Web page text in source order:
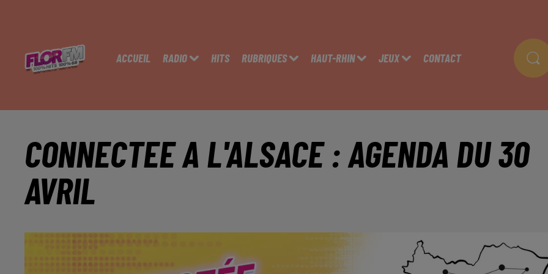
ACCUEIL RADIO HITS RUBRIQUES HAUT-RHIN JEUX CONTACT
CONNECTEE A L'ALSACE : AGENDA DU 30
AVRIL